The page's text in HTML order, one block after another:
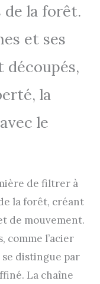
de la forêt.
et ses
découpés,
la
le
de filtrer à
la forêt, créant
de mouvement.
comme l’acier
distingue par
La chaîne